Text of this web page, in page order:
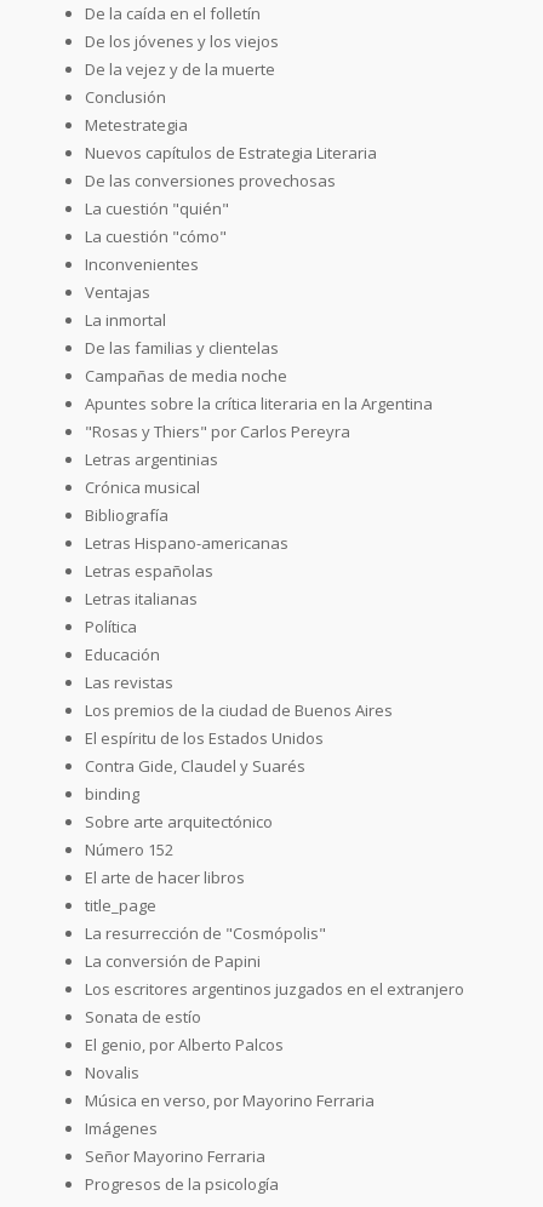
De la caída en el folletín
De los jóvenes y los viejos
De la vejez y de la muerte
Conclusión
Metestrategia
Nuevos capítulos de Estrategia Literaria
De las conversiones provechosas
La cuestión "quién"
La cuestión "cómo"
Inconvenientes
Ventajas
La inmortal
De las familias y clientelas
Campañas de media noche
Apuntes sobre la crítica literaria en la Argentina
"Rosas y Thiers" por Carlos Pereyra
Letras argentinias
Crónica musical
Bibliografía
Letras Hispano-americanas
Letras españolas
Letras italianas
Política
Educación
Las revistas
Los premios de la ciudad de Buenos Aires
El espíritu de los Estados Unidos
Contra Gide, Claudel y Suarés
binding
Sobre arte arquitectónico
Número 152
El arte de hacer libros
title_page
La resurrección de "Cosmópolis"
La conversión de Papini
Los escritores argentinos juzgados en el extranjero
Sonata de estío
El genio, por Alberto Palcos
Novalis
Música en verso, por Mayorino Ferraria
Imágenes
Señor Mayorino Ferraria
Progresos de la psicología